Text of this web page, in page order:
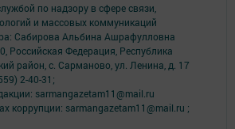
по надзору в сфере связи,
и массовых коммуникаций
Сабирова Альбина Ашрафулловна
Российская Федерация, Республика
район, с. Сарманово, ул. Ленина, д. 17
2-40-31;
sarmangazetam11@mail.ru
коррупции: sarmangazetam11@mail.ru ;